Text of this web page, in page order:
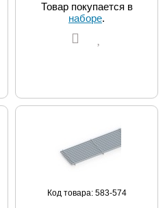
Товар покупается в
наборе.
Код товара: 583-574